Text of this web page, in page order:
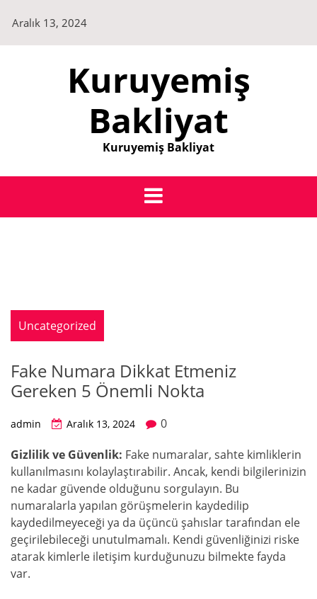
content
Aralık 13, 2024
Kuruyemiş
Bakliyat
Kuruyemiş Bakliyat
Uncategorized
Fake Numara Dikkat Etmeniz
Gereken 5 Önemli Nokta
admin Aralık 13, 2024
0
Gizlilik ve Güvenlik: Fake numaralar, sahte kimliklerin
kullanılmasını kolaylaştırabilir. Ancak, kendi bilgilerinizin
ne kadar güvende olduğunu sorgulayın. Bu
numaralarla yapılan görüşmelerin kaydedilip
kaydedilmeyeceği ya da üçüncü şahıslar tarafından ele
geçirilebileceği unutulmamalı. Kendi güvenliğinizi riske
atarak kimlerle iletişim kurduğunuzu bilmekte fayda
var.